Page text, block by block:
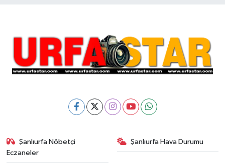
Şanlıurfa Nöbetçi
Eczaneler
Şanlıurfa Hava Durumu